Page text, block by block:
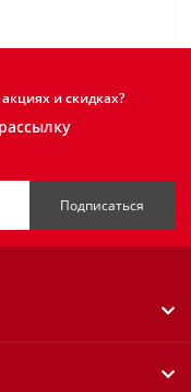
и скидках?
Подписаться